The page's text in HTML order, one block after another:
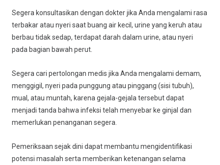
Segera konsultasikan dengan dokter jika Anda mengalami rasa
terbakar atau nyeri saat buang air kecil, urine yang keruh atau
berbau tidak sedap, terdapat darah dalam urine, atau nyeri
pada bagian bawah perut.
Segera cari pertolongan medis jika Anda mengalami demam,
menggigil, nyeri pada punggung atau pinggang (sisi tubuh),
mual, atau muntah, karena gejala-gejala tersebut dapat
menjadi tanda bahwa infeksi telah menyebar ke ginjal dan
memerlukan penanganan segera.
Pemeriksaan sejak dini dapat membantu mengidentifikasi
potensi masalah serta memberikan ketenangan selama